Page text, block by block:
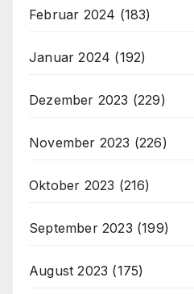
Februar 2024 (183)
Januar 2024 (192)
Dezember 2023 (229)
November 2023 (226)
Oktober 2023 (216)
September 2023 (199)
August 2023 (175)